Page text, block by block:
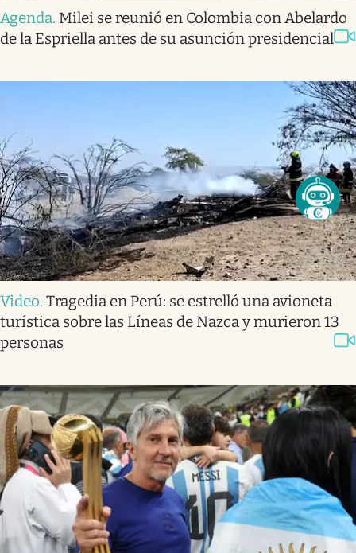
Agenda. Milei se reunió en Colombia con Abelardo
de la Espriella antes de su asunción presidencial
Video. Tragedia en Perú: se estrelló una avioneta
turística sobre las Líneas de Nazca y murieron 13
personas